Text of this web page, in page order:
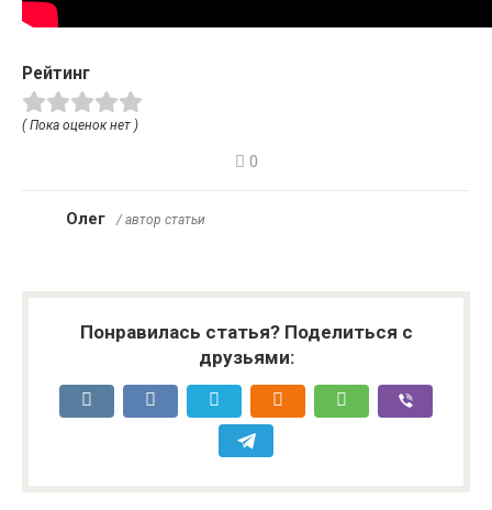
Рейтинг
( Пока оценок нет )
0
Олег / автор статьи
Понравилась статья? Поделиться с
друзьями: